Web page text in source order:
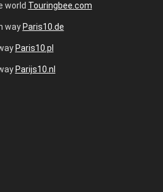
world Touringbee.com
way Paris10.de
Paris10.pl
Parijs10.nl